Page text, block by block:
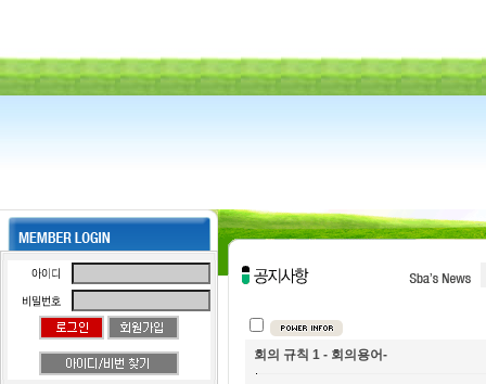
회의 규칙 1 - 회의용어-